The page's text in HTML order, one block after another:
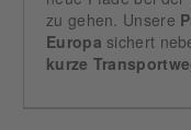
zu gehen. Unsere
Europa sichert
kurze